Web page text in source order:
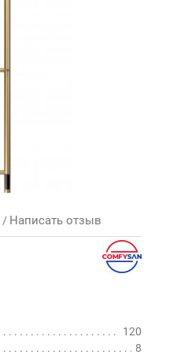
/ Написать отзыв
120
8